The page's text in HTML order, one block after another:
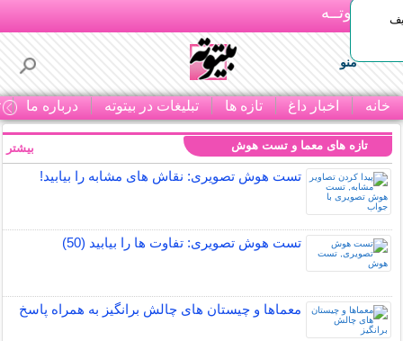
بـیتوتــه
منو
خانه اخبار داغ تازه ها تبلیغات در بیتوته درباره ما
تازه های معما و تست هوش
تست هوش تصویری: نقاش های مشابه را بیابید!
تست هوش تصویری: تفاوت ها را بیابید (50)
معماها و چیستان های چالش برانگیز به همراه پاسخ
بیشتر